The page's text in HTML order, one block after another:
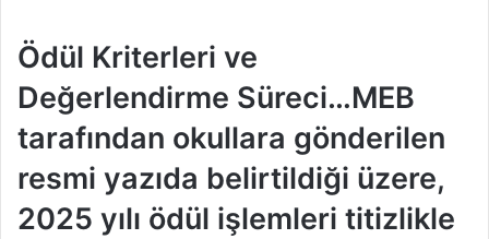
Ödül Kriterleri ve
Değerlendirme Süreci…MEB
tarafından okullara gönderilen
resmi yazıda belirtildiği üzere,
2025 yılı ödül işlemleri titizlikle